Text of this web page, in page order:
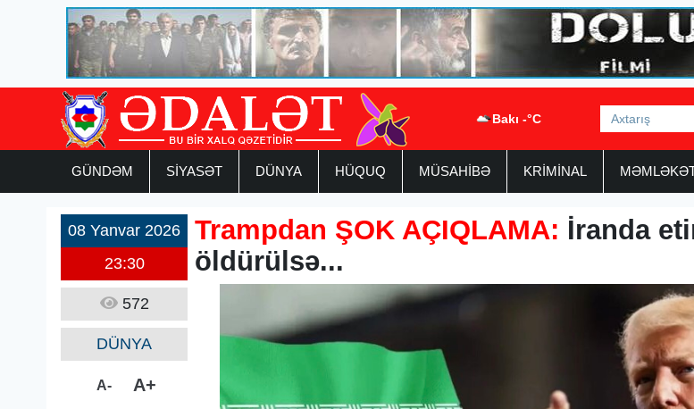
Bakı -°C
GÜNDƏM SİYASƏT DÜNYA HÜQUQ MÜSAHİBƏ KRİMİNAL
08 Yanvar 2026
23:30
572
DÜNYA
A- A+
Trampdan ŞOK AÇIQLAMA: İranda
öldürülsə...